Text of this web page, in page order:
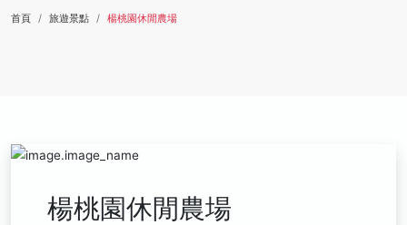
首頁 旅遊景點 楊桃園休閒農場
楊桃園休閒農場